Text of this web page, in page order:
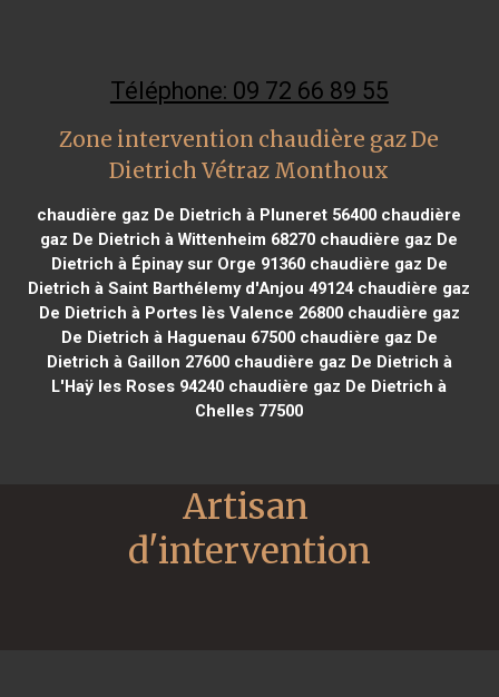
Téléphone: 09 72 66 89 55
Zone intervention chaudière gaz De
Dietrich Vétraz Monthoux
chaudière gaz De Dietrich à Pluneret 56400 chaudière
gaz De Dietrich à Wittenheim 68270 chaudière gaz De
Dietrich à Épinay sur Orge 91360chaudière gaz De
Dietrich à Saint Barthélemy d'Anjou 49124chaudière gaz
De Dietrich à Portes lès Valence 26800chaudière gaz
De Dietrich à Haguenau 67500chaudière gaz De
Dietrich à Gaillon 27600chaudière gaz De Dietrich à
L'Haÿ les Roses 94240 chaudière gaz De Dietrich à
Chelles 77500
Artisan
d'intervention